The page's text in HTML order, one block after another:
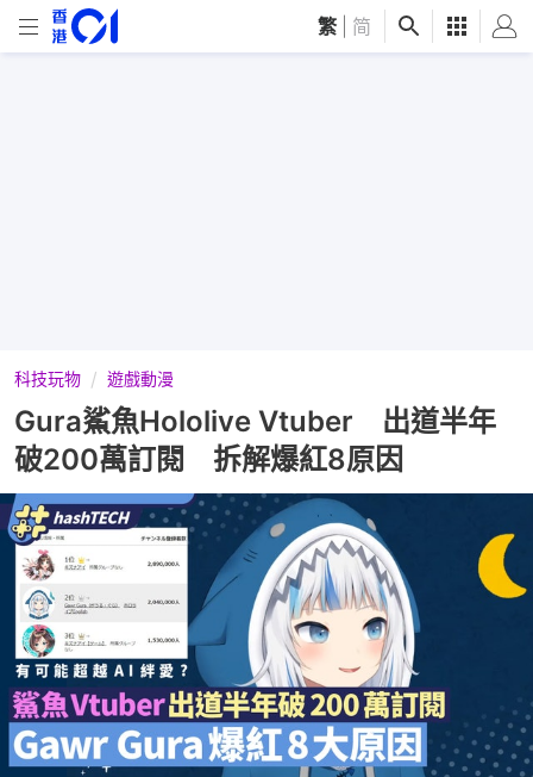
繁 简
科技玩物 遊戲動漫
Gura鯊魚Hololive Vtuber 出道半年
破200萬訂閱 拆解爆紅8原因